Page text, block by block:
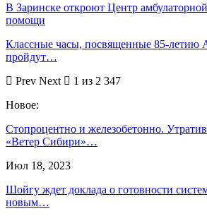
В Заринске откроют Центр
помощи
Классные часы, посвященные 85-летию
пройдут…
Prev Next
1 из 2 347
Новое:
Стопроцентно и железобетонно.
«Ветер Сибири»…
Июл 18, 2023
Шойгу ждет доклада о готовности
новым…